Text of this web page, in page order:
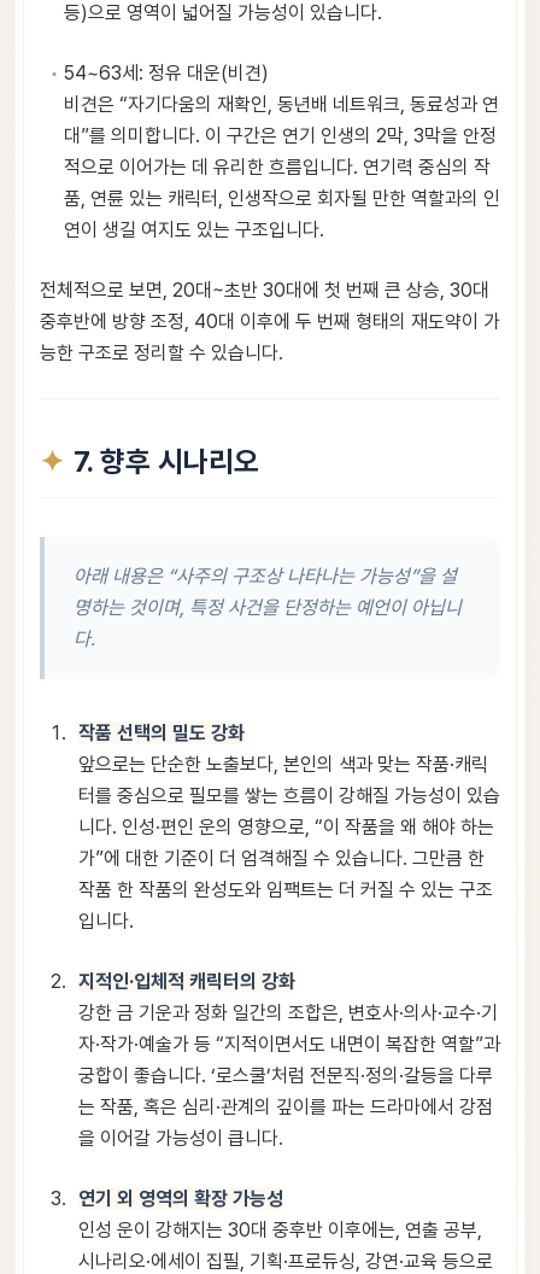
등)으로 영역이 넓어질 가능성이 있습니다.
54~63세: 정유 대운(비견)
비견은 “자기다움의 재확인, 동년배 네트워크, 동료성과 연
대”를 의미합니다. 이 구간은 연기 인생의 2막, 3막을 안정
적으로 이어가는 데 유리한 흐름입니다. 연기력 중심의 작
품, 연륜 있는 캐릭터, 인생작으로 회자될 만한 역할과의 인
연이 생길 여지도 있는 구조입니다.
전체적으로 보면, 20대~초반 30대에 첫 번째 큰 상승, 30대
중후반에 방향 조정, 40대 이후에 두 번째 형태의 재도약이 가
능한 구조로 정리할 수 있습니다.
7. 향후 시나리오
아래 내용은 “사주의 구조상 나타나는 가능성”을 설
명하는 것이며, 특정 사건을 단정하는 예언이 아닙니
다.
작품 선택의 밀도 강화
앞으로는 단순한 노출보다, 본인의 색과 맞는 작품·캐릭
터를 중심으로 필모를 쌓는 흐름이 강해질 가능성이 있습
니다. 인성·편인 운의 영향으로, “이 작품을 왜 해야 하는
가”에 대한 기준이 더 엄격해질 수 있습니다. 그만큼 한
작품 한 작품의 완성도와 임팩트는 더 커질 수 있는 구조
입니다.
지적인·입체적 캐릭터의 강화
강한 금 기운과 정화 일간의 조합은, 변호사·의사·교수·기
자·작가·예술가 등 “지적이면서도 내면이 복잡한 역할”과
궁합이 좋습니다. ‘로스쿨’처럼 전문직·정의·갈등을 다루
는 작품, 혹은 심리·관계의 깊이를 파는 드라마에서 강점
을 이어갈 가능성이 큽니다.
연기 외 영역의 확장 가능성
인성 운이 강해지는 30대 중후반 이후에는, 연출 공부,
시나리오·에세이 집필, 기획·프로듀싱, 강연·교육 등으로